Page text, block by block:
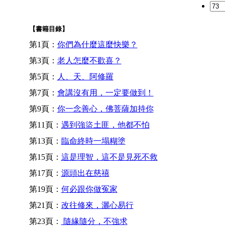
【書籍目錄】
第1頁： 你們為什麼這麼快樂？
第3頁： 老人怎麼不歡喜？
第5頁： 人、天、阿修羅
第7頁： 會講沒有用，一定要做到！
第9頁： 你一念善心，佛菩薩加持你
第11頁： 遇到強盜土匪，他都不怕
第13頁： 臨命終時一塌糊塗
第15頁： 這是理智，這不是見死不救
第17頁： 源頭出在慈禧
第19頁： 何必跟你做冤家
第21頁： 改往修來，灑心易行
第23頁：
隨緣隨分，不強求